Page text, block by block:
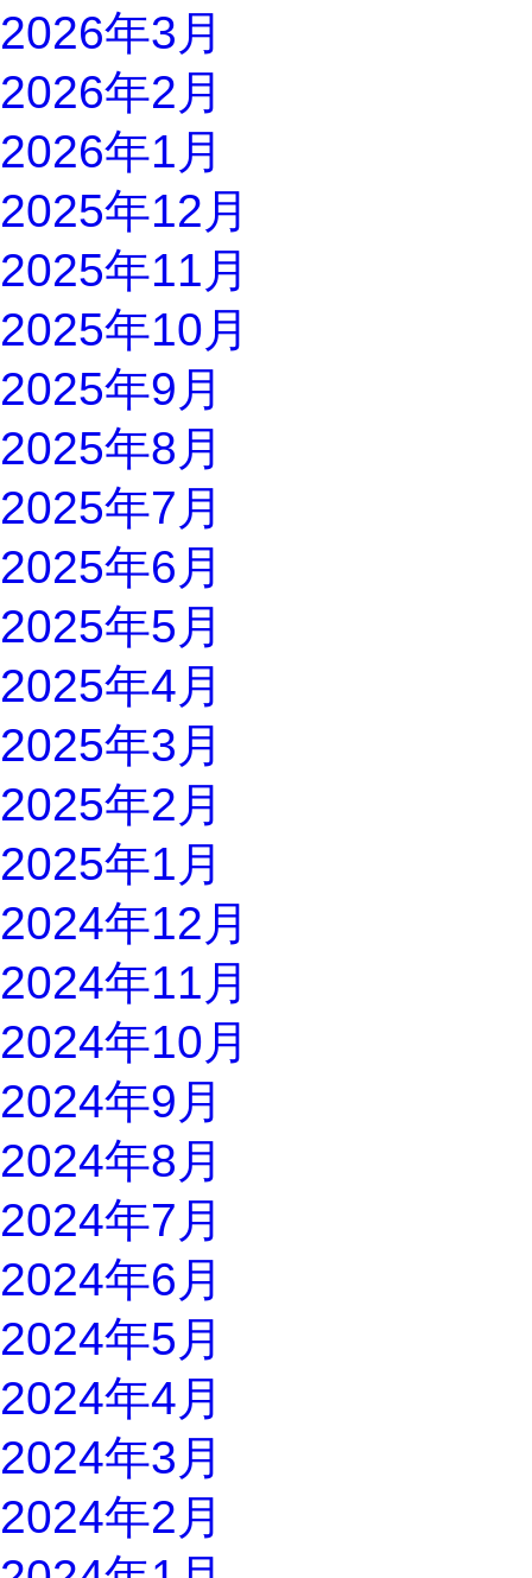
2026年3月
2026年2月
2026年1月
2025年12月
2025年11月
2025年10月
2025年9月
2025年8月
2025年7月
2025年6月
2025年5月
2025年4月
2025年3月
2025年2月
2025年1月
2024年12月
2024年11月
2024年10月
2024年9月
2024年8月
2024年7月
2024年6月
2024年5月
2024年4月
2024年3月
2024年2月